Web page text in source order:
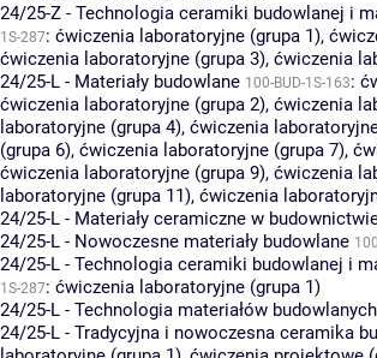
24/25-Z - Technologia ceramiki budowlanej i
1S-287: ćwiczenia laboratoryjne (grupa 1),
ćwiczenia laboratoryjne (grupa 3), ćwiczenia
24/25-L - Materiały budowlane 100-BUD-1S-163:
ćwiczenia laboratoryjne (grupa 2), ćwiczenia
laboratoryjne (grupa 4), ćwiczenia
(grupa 6), ćwiczenia laboratoryjne (grupa 7),
ćwiczenia laboratoryjne (grupa 9), ćwiczenia
laboratoryjne (grupa 11), ćwiczenia
24/25-L - Materiały ceramiczne w
24/25-L - Nowoczesne materiały budowlane
24/25-L - Technologia ceramiki budowlanej i
1S-287: ćwiczenia laboratoryjne (grupa 1)
24/25-L - Technologia materiałów budowlanych
24/25-L - Tradycyjna i nowoczesna ceramika